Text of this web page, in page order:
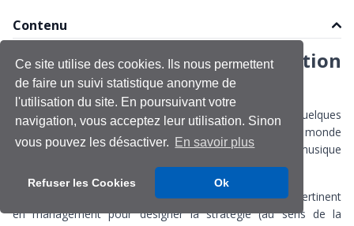
Ce site utilise des cookies. Ils nous permettent
de faire un suivi statistique anonyme de
l'utilisation du site. En poursuivant votre
navigation, vous acceptez leur utilisation. Sinon
vous pouvez les désactiver. En savoir plus
Refuser les Cookies Ok
Contenu
L’émergence de l’orchestration
managériale
Le terme d’orchestration managériale est apparu il y a quelques
années en management. Il trouve ses sources dans le monde
des systèmes d’information avec l’idée de mettre en musique
les work flows, les réseaux, les systèmes.
Par extension, le mot orchestration s’est avéré utile et pertinent
en management pour désigner la stratégie (au sens de la